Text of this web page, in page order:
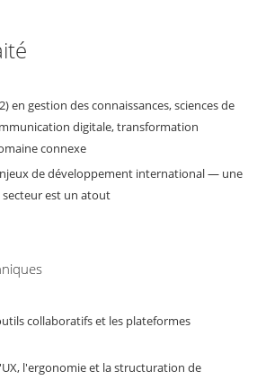
en gestion des connaissances, sciences de
digitale, transformation
connexe
de développement international — une
secteur est un atout
collaboratifs et les plateformes
l'ergonomie et la structuration de